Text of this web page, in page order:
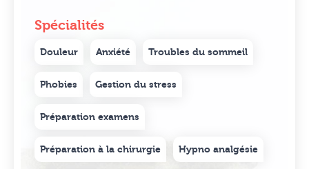
Spécialités
Douleur Anxiété Troubles du sommeil
Phobies Gestion du stress
Préparation examens
Préparation à la chirurgie Hypno analgésie